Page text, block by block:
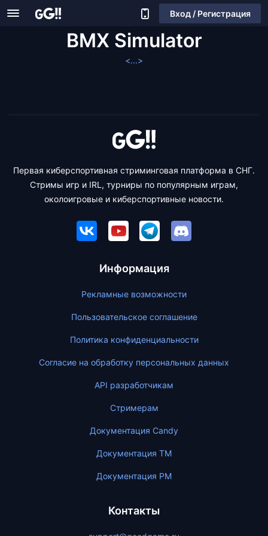
Вход / Регистрация
BMX Simulator
<...>
Первая киберспортивная стриминговая платформа в СНГ.
Стримы игр и IRL, турниры по популярным играм,
околоигровые и киберспортивные новости.
Информация
Рекламные возможности
Пользовательское соглашение
Политика конфиденциальности
Согласие на обработку персональных данных
API разработчикам
Стримерам
Документация Candy
Документация ТМ
Документация PM
Контакты